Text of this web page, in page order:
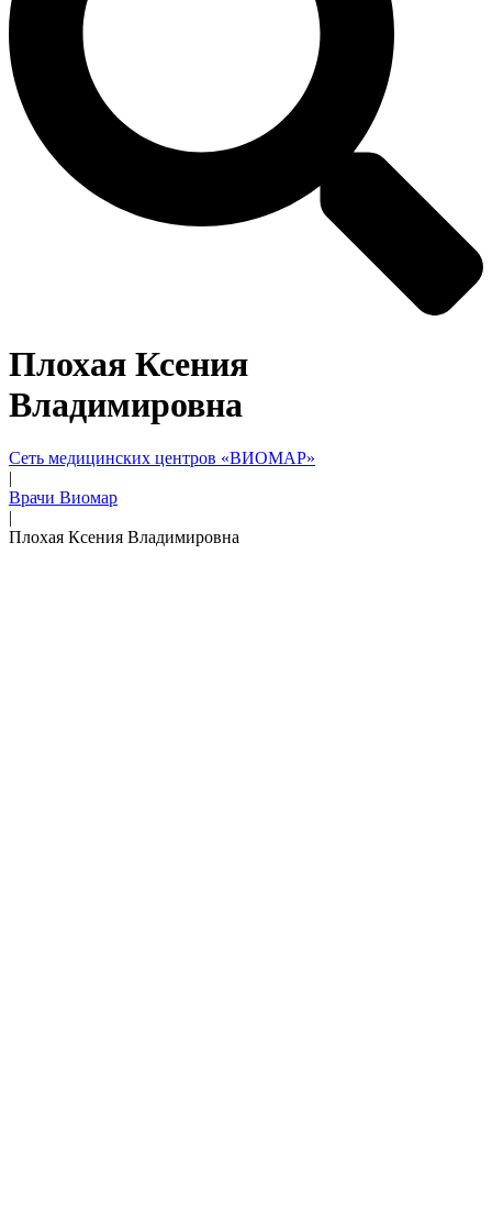
Плохая Ксения
Владимировна
Сеть медицинских центров «ВИОМАР»
|
Врачи Виомар
|
Плохая Ксения Владимировна